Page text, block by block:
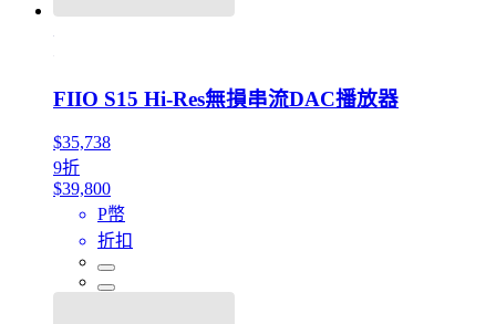
FIIO S15 Hi-Res無損串流DAC播放器
$35,738
9折
$39,800
P幣
折扣